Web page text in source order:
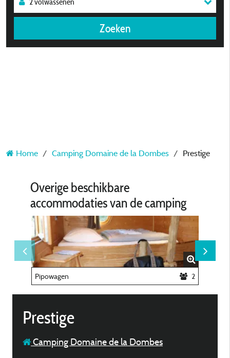
Zoeken
Home Camping Domaine de la Dombes Prestige
Overige beschikbare
accommodaties van de camping
Pipowagen 2
Prestige
Camping Domaine de la Dombes